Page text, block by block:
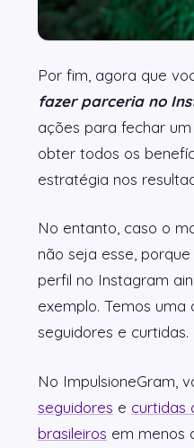
Por fim, agora que
fazer parceria no
ações para fechar
obter todos os
estratégia nos
No entanto, caso o
não seja esse,
perfil no Instagram
exemplo. Temos
seguidores e curtidas.
No ImpulsioneGram,
seguidores e curtidas
brasileiros em menos